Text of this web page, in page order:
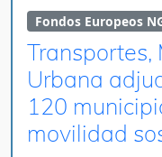
Fondos Europeos
Urbana
120
movilidad